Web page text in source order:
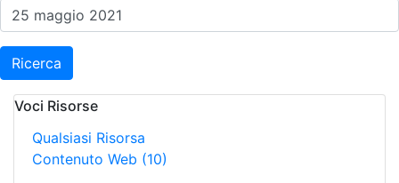
Ricerca
Voci Risorse
Qualsiasi Risorsa
Contenuto Web (10)